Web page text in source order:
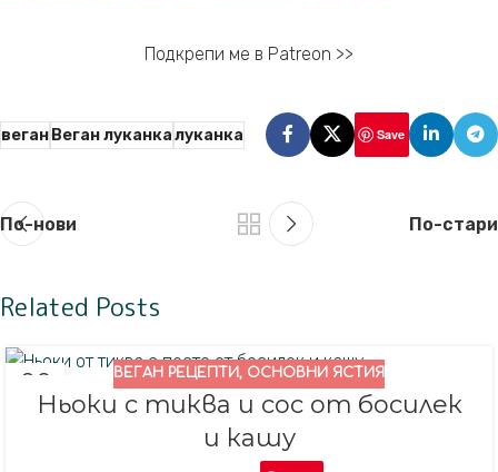
Подкрепи ме в Patreon >>
веганВеган луканкалуканка Save
По-нови По-стари
Related Posts
08
НОЕ.
ВЕГАН РЕЦЕПТИ, ОСНОВНИ ЯСТИЯ
Ньоки с тиква и сос от босилек
и кашу